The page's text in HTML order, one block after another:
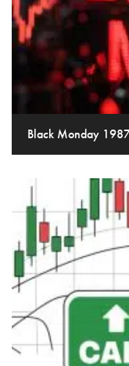
Black Monday